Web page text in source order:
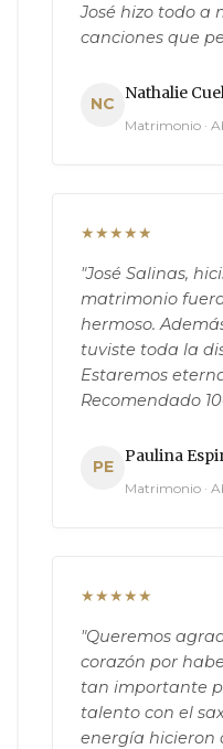
José hizo todo a
canciones que
NC
Nathalie
Matrimonio ·
★★★★★
"José Salinas,
matrimonio
hermoso.
tuviste toda la
Estaremos
Recomendado
PE
Paulina
Matrimonio ·
★★★★★
"Queremos
corazón por
tan importante
talento con el
energía hicieron